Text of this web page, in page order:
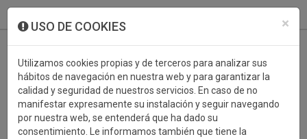
×
USO DE COOKIES
Utilizamos cookies propias y de terceros para analizar sus
hábitos de navegación en nuestra web y para garantizar la
calidad y seguridad de nuestros servicios. En caso de no
manifestar expresamente su instalación y seguir navegando
por nuestra web, se entenderá que ha dado su
consentimiento. Le informamos también que tiene la